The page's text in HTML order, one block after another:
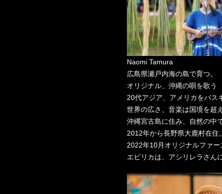
Naomi Tamura
広島県瀬戸内海の島で育つ。
オリジナル、沖縄の唄を歌う
20代アジア、アメリカをバス
世界の広さ、音楽は国境を超
沖縄宮古島に住み、自然の中
2012年から長野県大鹿村在住
2022年10月オリジナルファ
エピリカは、アシリレラさん